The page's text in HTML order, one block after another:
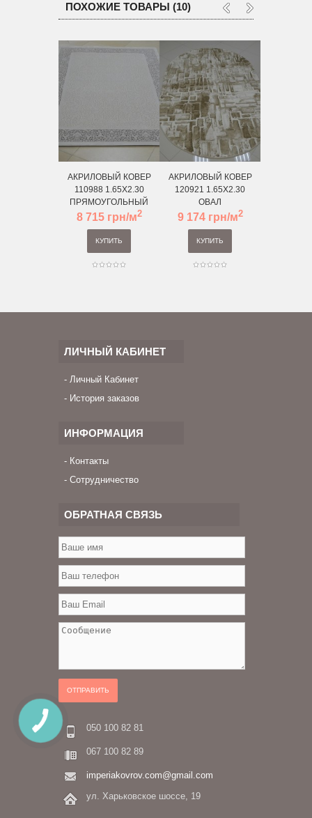
ПОХОЖИЕ ТОВАРЫ (10)
АКРИЛОВЫЙ КОВЕР
110988 1.65Х2.30
ПРЯМОУГОЛЬНЫЙ
8 715 грн/м2
КУПИТЬ
АКРИЛОВЫЙ КОВЕР
120921 1.65X2.30
ОВАЛ
9 174 грн/м2
КУПИТЬ
ЛИЧНЫЙ КАБИНЕТ
Личный Кабинет
История заказов
ИНФОРМАЦИЯ
Контакты
Сотрудничество
ОБРАТНАЯ СВЯЗЬ
ОТПРАВИТЬ
050 100 82 81
067 100 82 89
imperiakovrov.com@gmail.com
ул. Харьковское шоссе, 19
КНОПКА
ЗВ'ЯЗКУ